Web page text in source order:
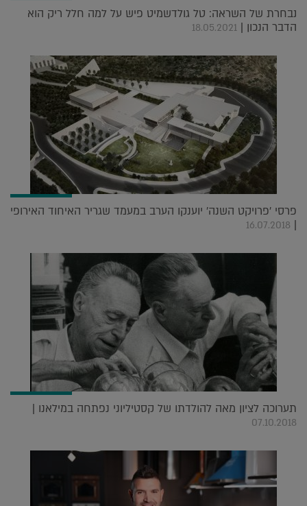
נבחרת של השראה: טל גולדשמיט פיש על למה חלל ריק הוא
הדבר הנכון | 18.05.2021
פרסי 'פרויקט השנה' יוענקו הערב במעמד שגריר האיחוד האירופי
|
16.07.2018
תערוכה לציון מאה להולדתו של קסטיליוני נפתחה במילאנו |
07.10.2018